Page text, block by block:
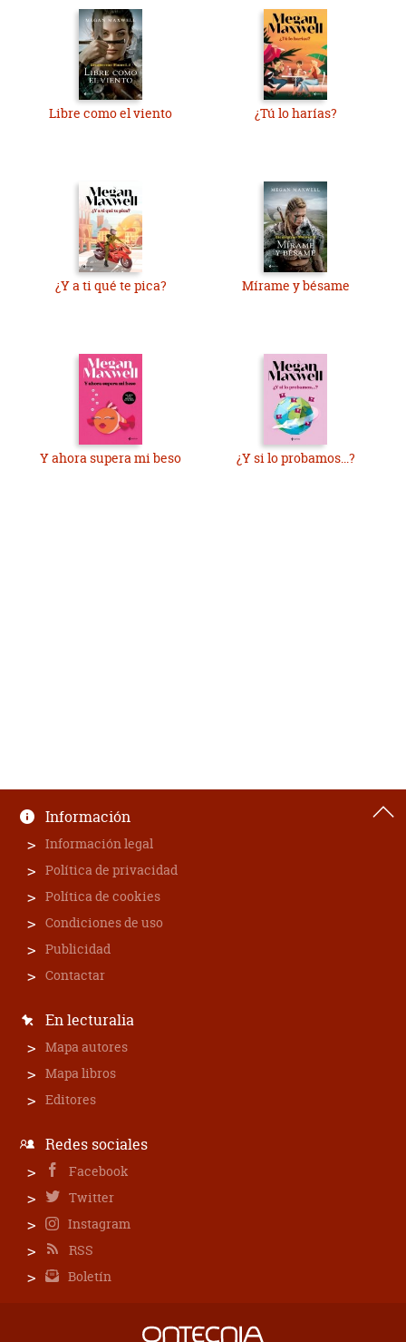
Libre como el viento ¿Tú lo harías?
¿Y a ti qué te pica? Mírame y bésame
Y ahora supera mi beso ¿Y si lo probamos...?
Información
Información legal
Política de privacidad
Política de cookies
Condiciones de uso
Publicidad
Contactar
En lecturalia
Mapa autores
Mapa libros
Editores
Redes sociales
Facebook
Twitter
Instagram
RSS
Boletín